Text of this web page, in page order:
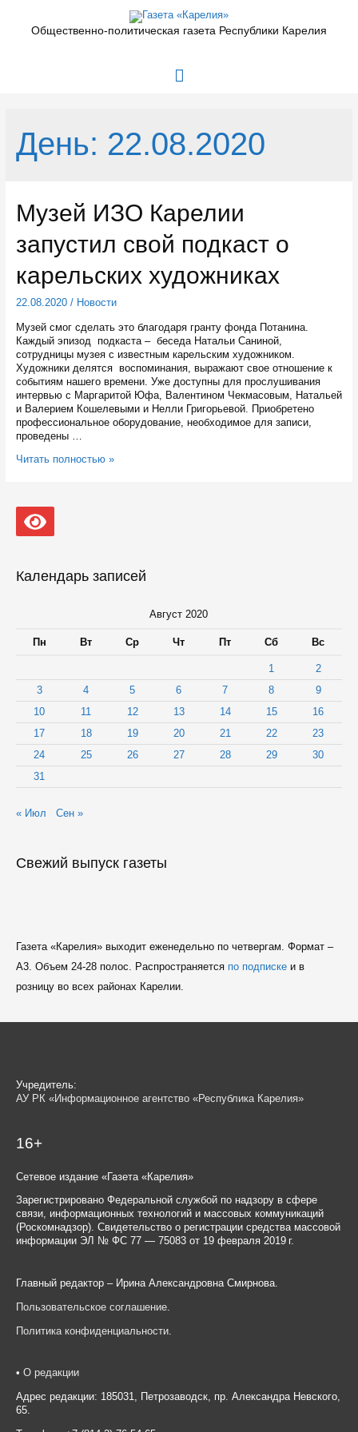
содержимомуОбщественно-политическая газета Республики Карелия
Главное
День: 22.08.2020
Музей ИЗО Карелии
запустил свой подкаст о
карельских художниках
22.08.2020/ Новости
Музей смог сделать это благодаря гранту фонда Потанина.
Каждый эпизод подкаста – беседа Натальи Саниной,
сотрудницы музея с известным карельским художником.
Художники делятся воспоминания, выражают свое отношение к
событиям нашего времени. Уже доступны для прослушивания
интервью с Маргаритой Юфа, Валентином Чекмасовым, Натальей
и Валерием Кошелевыми и Нелли Григорьевой. Приобретено
профессиональное оборудование, необходимое для записи,
проведены …
Музей
свой
подкаст
о
Читать полностью »
Календарь записей
Август 2020
Пн Вт Ср Чт Пт Сб Вс
1
2
3
4 5 6 7 8
9
10
11 12 13 14 15
16
17
18 19 20 21 22
23
24
25 26 27 28 29
30
31
« Июл Сен »
Свежий выпуск газеты
Газета «Карелия» выходит еженедельно по четвергам. Формат –
A3. Объем 24-28 полос. Распространяется по подпискеи в
розницу во всех районах Карелии.
Учредитель:
АУ РК «Информационное агентство «Республика Карелия»
16+
Сетевое издание «Газета «Карелия»
Зарегистрировано Федеральной службой по надзору в сфере
связи, информационных технологий и массовых коммуникаций
(Роскомнадзор). Свидетельство о регистрации средства массовой
информации ЭЛ № ФС 77 — 75083 от 19 февраля 2019 г.
Главный редактор – Ирина Александровна Смирнова.
Пользовательское соглашение
Политика конфиденциальности
• О редакции
Адрес редакции: 185031, Петрозаводск, пр. Александра Невского,
65.